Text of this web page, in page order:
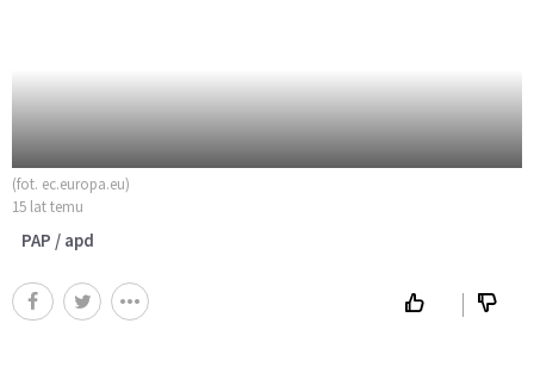
(fot. ec.europa.eu)
15 lat temu
PAP / apd